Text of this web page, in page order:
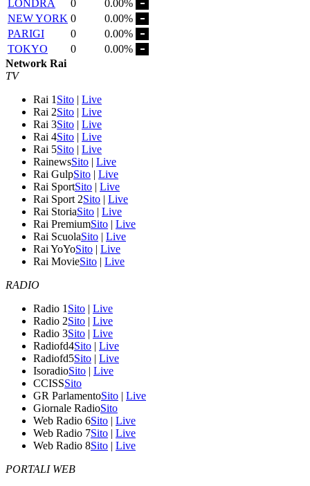
LONDRA
0
0.00%
NEW YORK 0
0.00%
PARIGI
0
0.00%
TOKYO
0
0.00%
Network Rai
TV
Rai 1 Sito | Live
Rai 2Sito | Live
Rai 3Sito | Live
Rai 4Sito | Live
Rai 5Sito | Live
RainewsSito | Live
Rai GulpSito | Live
Rai SportSito | Live
Rai Sport 2Sito | Live
Rai StoriaSito | Live
Rai PremiumSito | Live
Rai ScuolaSito | Live
Rai YoYoSito | Live
Rai MovieSito | Live
RADIO
Radio 1 Sito | Live
Radio 2Sito | Live
Radio 3Sito | Live
Radiofd4Sito | Live
Radiofd5Sito | Live
IsoradioSito | Live
CCISSSito
GR ParlamentoSito | Live
Giornale RadioSito
Web Radio 6Sito | Live
Web Radio 7Sito | Live
Web Radio 8Sito | Live
PORTALI WEB